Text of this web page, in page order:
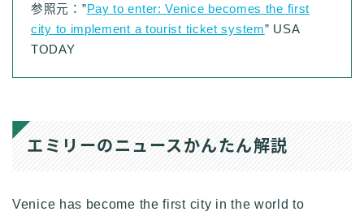
参照元：”Pay to enter: Venice becomes the first
city to implement a tourist ticket system” USA
TODAY
エミリーのニュースかんたん解説
Venice has become the first city in the world to